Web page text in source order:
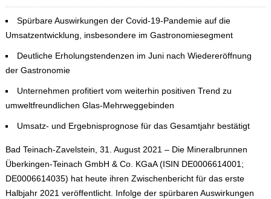
Spürbare Auswirkungen der Covid-19-Pandemie auf die
Umsatzentwicklung, insbesondere im Gastronomiesegment
Deutliche Erholungstendenzen im Juni nach Wiedereröffnung
der Gastronomie
Unternehmen profitiert vom weiterhin positiven Trend zu
umweltfreundlichen Glas-Mehrweggebinden
Umsatz- und Ergebnisprognose für das Gesamtjahr bestätigt
Bad Teinach-Zavelstein, 31. August 2021 – Die Mineralbrunnen
Überkingen-Teinach GmbH & Co. KGaA (ISIN DE0006614001;
DE0006614035) hat heute ihren Zwischenbericht für das erste
Halbjahr 2021 veröffentlicht. Infolge der spürbaren Auswirkungen